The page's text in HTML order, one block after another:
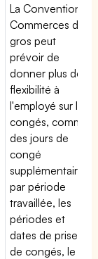
La Convention
Commerces de
gros peut
prévoir de
donner plus de
flexibilité à
l'employé sur les
congés, comme
des jours de
congé
supplémentaires
par période
travaillée, les
périodes et
dates de prise
de congés, le